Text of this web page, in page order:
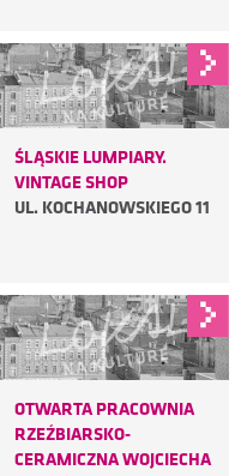
ŚLĄSKIE LUMPIARY.
VINTAGE SHOP
UL. KOCHANOWSKIEGO 11
OTWARTA PRACOWNIA
RZEŹBIARSKO-
CERAMICZNA WOJCIECHA